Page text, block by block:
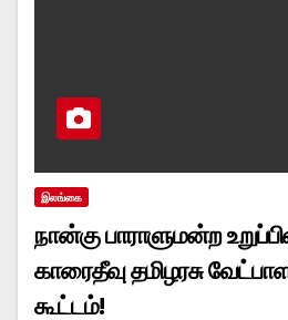
இலங்கை
நான்கு பாராளுமன்ற
காரைதீவு தமிழரசு
கூட்டம்!